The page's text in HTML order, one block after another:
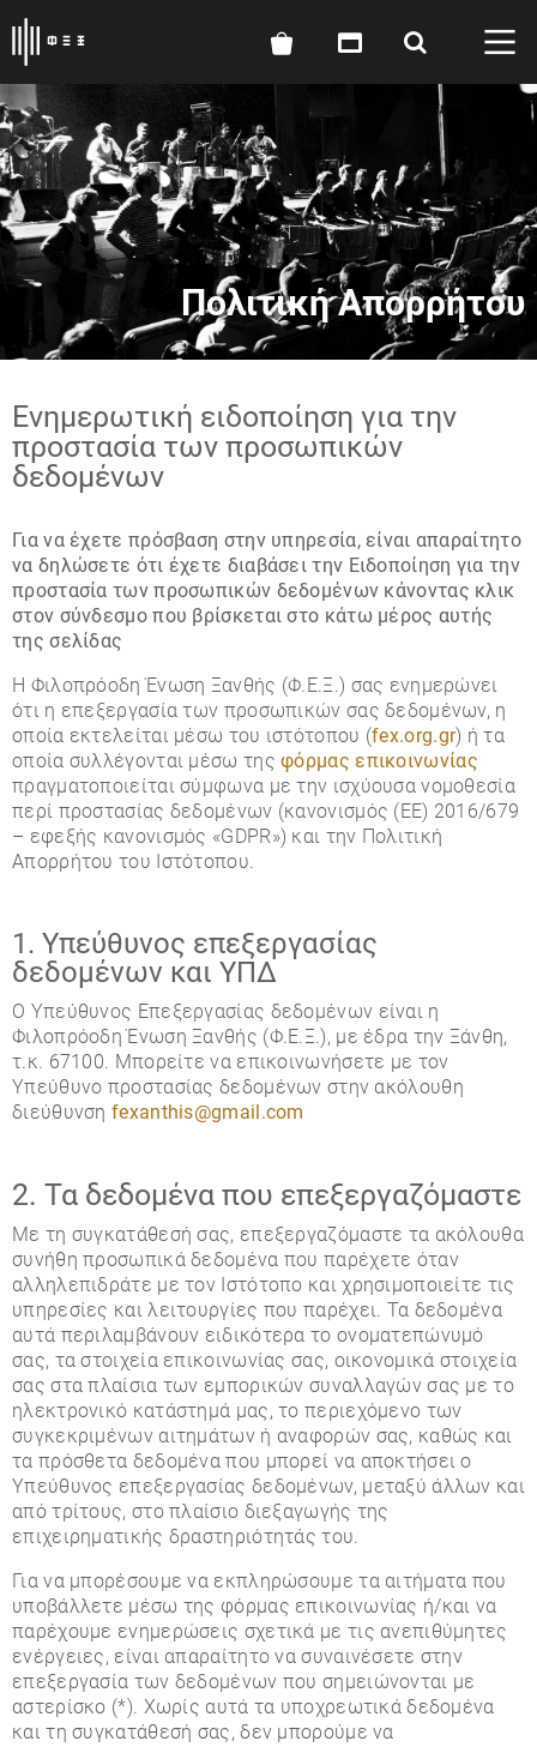
Πολιτική Απορρήτου
Ενημερωτική ειδοποίηση για την
προστασία των προσωπικών
δεδομένων
Για να έχετε πρόσβαση στην υπηρεσία, είναι απαραίτητο
να δηλώσετε ότι έχετε διαβάσει την Ειδοποίηση για την
προστασία των προσωπικών δεδομένων κάνοντας κλικ
στον σύνδεσμο που βρίσκεται στο κάτω μέρος αυτής
της σελίδας
Η Φιλοπρόοδη Ένωση Ξανθής (Φ.Ε.Ξ.) σας ενημερώνει
ότι η επεξεργασία των προσωπικών σας δεδομένων, η
οποία εκτελείται μέσω του ιστότοπου (fex.org.gr) ή τα
οποία συλλέγονται μέσω τηςφόρμας επικοινωνίας
πραγματοποιείται σύμφωνα με την ισχύουσα νομοθεσία
περί προστασίας δεδομένων (κανονισμός (ΕΕ) 2016/679
– εφεξής κανονισμός «GDPR») και την Πολιτική
Απορρήτου του Ιστότοπου.
1. Υπεύθυνος επεξεργασίας
δεδομένων και ΥΠΔ
Ο Υπεύθυνος Επεξεργασίας δεδομένων είναι η
Φιλοπρόοδη Ένωση Ξανθής (Φ.Ε.Ξ.), με έδρα την Ξάνθη,
τ.κ. 67100. Μπορείτε να επικοινωνήσετε με τον
Υπεύθυνο προστασίας δεδομένων στην ακόλουθη
διεύθυνσηfexanthis@gmail.com
2. Τα δεδομένα που επεξεργαζόμαστε
Με τη συγκατάθεσή σας, επεξεργαζόμαστε τα ακόλουθα
συνήθη προσωπικά δεδομένα που παρέχετε όταν
αλληλεπιδράτε με τον Ιστότοπο και χρησιμοποιείτε τις
υπηρεσίες και λειτουργίες που παρέχει. Τα δεδομένα
αυτά περιλαμβάνουν ειδικότερα το ονοματεπώνυμό
σας, τα στοιχεία επικοινωνίας σας, οικονομικά στοιχεία
σας στα πλαίσια των εμπορικών συναλλαγών σας με το
ηλεκτρονικό κατάστημά μας, το περιεχόμενο των
συγκεκριμένων αιτημάτων ή αναφορών σας, καθώς και
τα πρόσθετα δεδομένα που μπορεί να αποκτήσει ο
Υπεύθυνος επεξεργασίας δεδομένων, μεταξύ άλλων και
από τρίτους, στο πλαίσιο διεξαγωγής της
επιχειρηματικής δραστηριότητάς του.
Για να μπορέσουμε να εκπληρώσουμε τα αιτήματα που
υποβάλλετε μέσω της φόρμας επικοινωνίας ή/και να
παρέχουμε ενημερώσεις σχετικά με τις ανεπιθύμητες
ενέργειες, είναι απαραίτητο να συναινέσετε στην
επεξεργασία των δεδομένων που σημειώνονται με
αστερίσκο (*). Χωρίς αυτά τα υποχρεωτικά δεδομένα
και τη συγκατάθεσή σας, δεν μπορούμε να